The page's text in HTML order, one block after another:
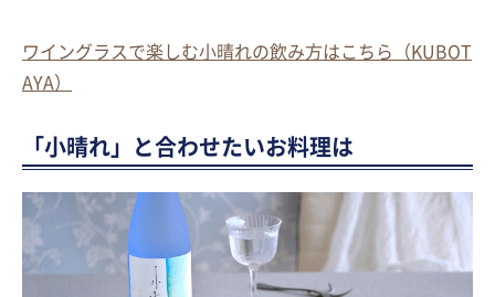
ワイングラスで楽しむ小晴れの飲み方はこちら（KUBOT
AYA）
「小晴れ」と合わせたいお料理は